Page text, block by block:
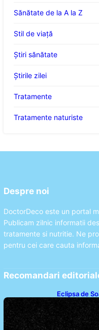
Sănătate de la A la Z
Stil de viaţă
Ştiri sănătate
Știrile zilei
Tratamente
Tratamente naturiste
Despre noi
DoctorDeco este un portal
Publicam zilnic informatii
tratamente si nutritie. Ne
pentru cei care cauta
Recomandari
Eclipsa de
Astronomic